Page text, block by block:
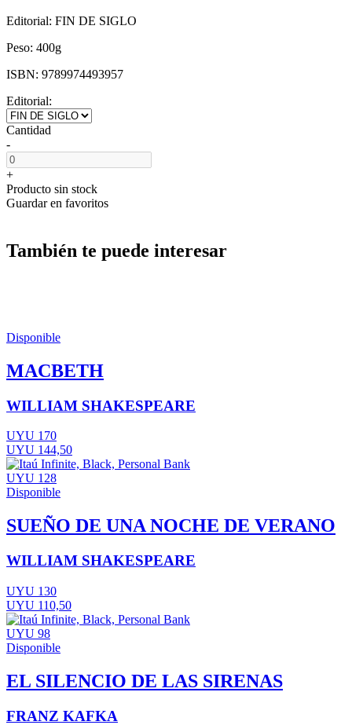
Editorial: FIN DE SIGLO
Peso: 400g
ISBN: 9789974493957
Editorial:
Cantidad
-
+
Producto sin stock
Guardar en favoritos
También te puede interesar
Disponible
MACBETH
WILLIAM SHAKESPEARE
UYU 170
UYU 144,50
UYU 128
Disponible
SUEÑO DE UNA NOCHE DE VERANO
WILLIAM SHAKESPEARE
UYU 130
UYU 110,50
UYU 98
Disponible
EL SILENCIO DE LAS SIRENAS
FRANZ KAFKA